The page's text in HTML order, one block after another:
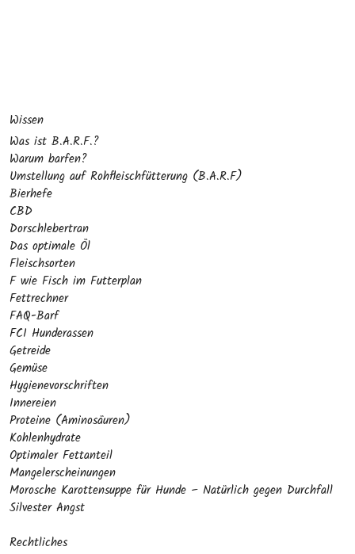
Wissen
Was ist B.A.R.F.?
Warum barfen?
Umstellung auf Rohfleischfütterung (B.A.R.F)
Bierhefe
CBD
Dorschlebertran
Das optimale Öl
Fleischsorten
F wie Fisch im Futterplan
Fettrechner
FAQ-Barf
FCI Hunderassen
Getreide
Gemüse
Hygienevorschriften
Innereien
Proteine (Aminosäuren)
Kohlenhydrate
Optimaler Fettanteil
Mangelerscheinungen
Morosche Karottensuppe für Hunde – Natürlich gegen Durchfall
Silvester Angst
Rechtliches